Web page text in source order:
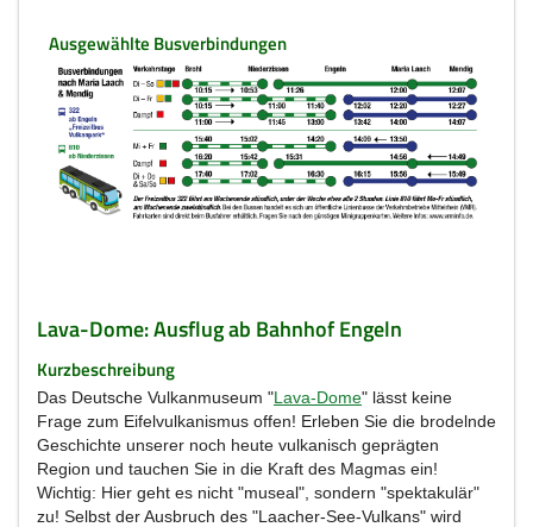
Ausgewählte Busverbindungen
Lava-Dome: Ausflug ab Bahnhof Engeln
Kurzbeschreibung
Das Deutsche Vulkanmuseum "Lava-Dome" lässt keine
Frage zum Eifelvulkanismus offen! Erleben Sie die brodelnde
Geschichte unserer noch heute vulkanisch geprägten
Region und tauchen Sie in die Kraft des Magmas ein!
Wichtig: Hier geht es nicht "museal", sondern "spektakulär"
zu! Selbst der Ausbruch des "Laacher-See-Vulkans" wird